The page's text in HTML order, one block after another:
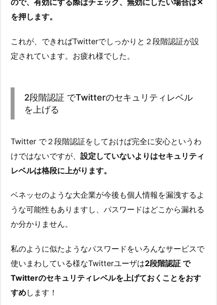
を押します。
これが、できればTwitterでしっかりと２段階認証が設
定されています。お疲れ様でした。
2段階認証 でTwitterのセキュリティレベル
を上げる
Twitter で２段階認証をしておけば完全に安心というわ
けではないですが、 設定していないよりはセキュリティ
レベルは格段に上がります。
ベネッセのような大企業が今後も個人情報を漏洩するよ
うな可能性もありますし、パスワードはどこから漏れる
か分かりません。
私のように似たようなパスワードをいろんなサービスで
使いまわしている様なTwitterユーザは2段階認証 で
Twitterのセキュリティレベルを上げておくことをおす
すめします！